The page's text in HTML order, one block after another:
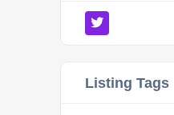
Listing Tags